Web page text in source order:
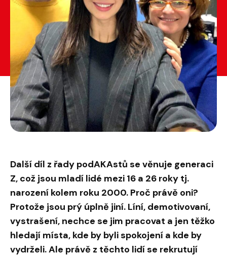
Další díl z řady podAKAstů se věnuje generaci
Z, což jsou mladí lidé mezi 16 a 26 roky tj.
narození kolem roku 2000. Proč právě oni?
Protože jsou prý úplně jiní. Líní, demotivovaní,
vystrašení, nechce se jim pracovat a jen těžko
hledají místa, kde by byli spokojení a kde by
vydrželi. Ale právě z těchto lidí se rekrutují